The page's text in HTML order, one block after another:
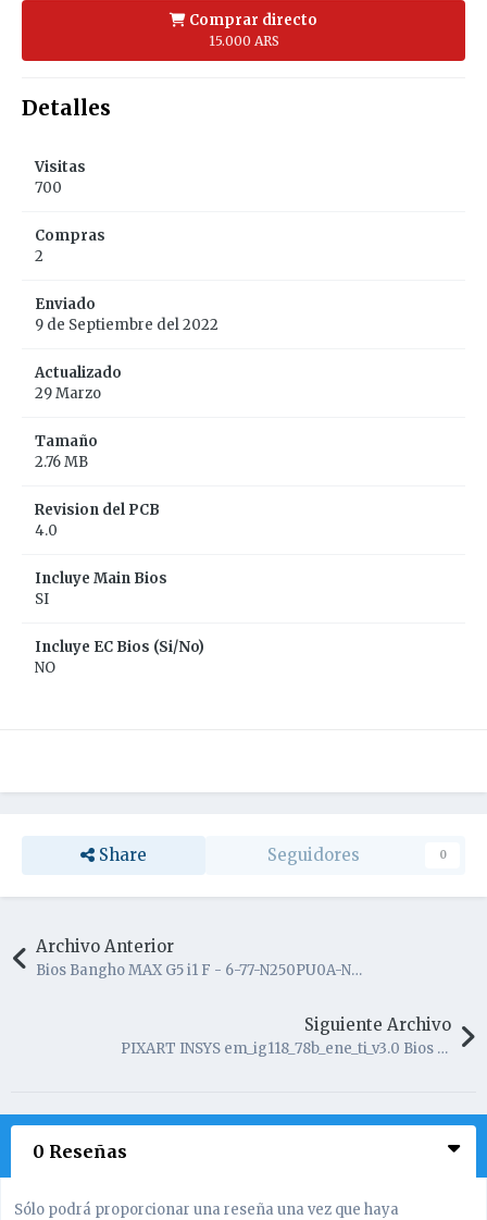
Comprar directo
15.000 ARS
Detalles
Visitas
700
Compras
2
Enviado
9 de Septiembre del 2022
Actualizado
29 Marzo
Tamaño
2.76 MB
Revision del PCB
4.0
Incluye Main Bios
SI
Incluye EC Bios (Si/No)
NO
Share Seguidores 0
Archivo Anterior
Bios Bangho MAX G5 i1 F - 6-77-N250PU0A-N02-16J
Siguiente Archivo
PIXART INSYS em_ig118_78b_ene_ti_v3.0 Bios Liberado
0 Reseñas
Sólo podrá proporcionar una reseña una vez que haya